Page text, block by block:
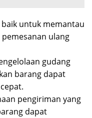
untuk memantau
ulang
gudang
barang dapat
pengiriman yang
dapat